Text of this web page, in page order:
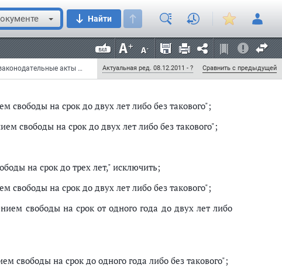
Найти
Федеральный закон от 27 декабря 2009 г. N 377-ФЗ "О внесении изменений в отдельные законодательные акты Российской Федерации в связи с введением в действие положений Уголовного кодекса Российской Федерации и Уголовно-исполнительного кодекса Российской Федерации о наказании в виде ограничения свободы" (с изменениями и дополнениями) Актуальная ред. 08.12.2011 - ? Сравнить с предыдущей
на срок до трех лет" заменить словами ", либо
на тот же срок";
на срок до двух лет" заменить словами ", либо
на тот же срок";
свободы на срок до двух лет либо без такового";
свободы на срок до двух лет либо без такового";
на срок до трех лет," исключить;
свободы на срок до двух лет либо без такового";
свободы на срок от одного года до двух лет либо
свободы на срок до одного года либо без такового";